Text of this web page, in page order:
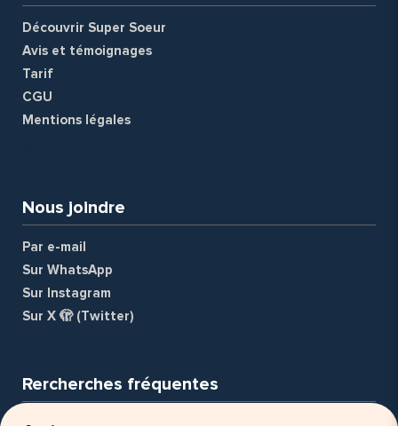
Découvrir Super Soeur
Avis et témoignages
Tarif
CGU
Mentions légales
Nous joindre
Par e-mail
Sur WhatsApp
Sur Instagram
Sur X 🫣 (Twitter)
Rercherches fréquentes